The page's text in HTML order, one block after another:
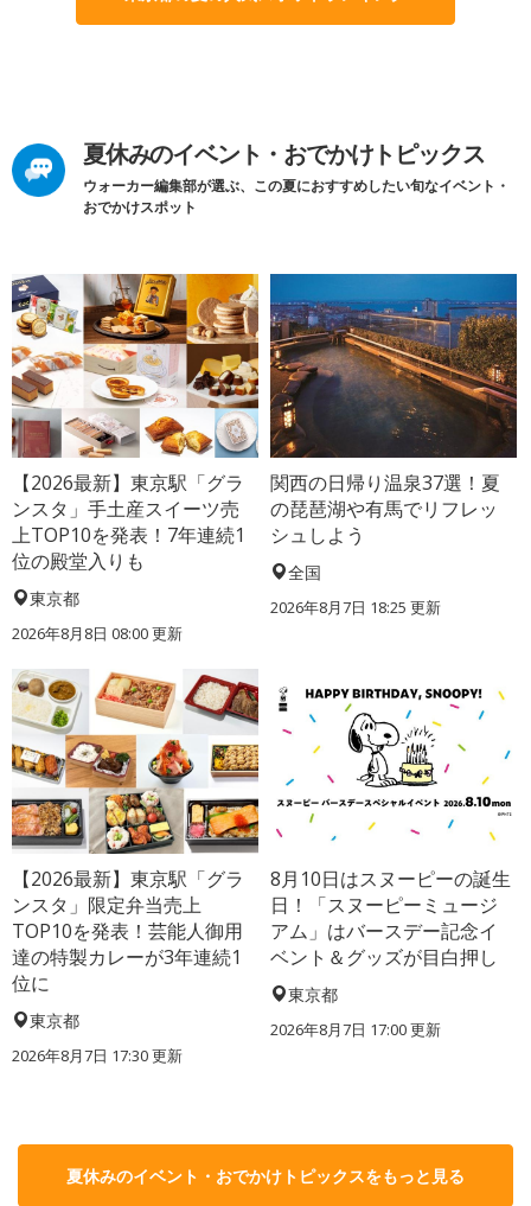
夏休みのイベント・おでかけトピックス
ウォーカー編集部が選ぶ、この夏におすすめしたい旬なイベント・
おでかけスポット
【2026最新】東京駅「グラ
ンスタ」手土産スイーツ売
上TOP10を発表！7年連続1
位の殿堂入りも
東京都
2026年8月8日 08:00更新
関西の日帰り温泉37選！夏
の琵琶湖や有馬でリフレッ
シュしよう
全国
2026年8月7日 18:25 更新
【2026最新】東京駅「グラ
ンスタ」限定弁当売上
TOP10を発表！芸能人御用
達の特製カレーが3年連続1
位に
東京都
2026年8月7日 17:30更新
8月10日はスヌーピーの誕生
日！「スヌーピーミュージ
アム」はバースデー記念イ
ベント＆グッズが目白押し
東京都
2026年8月7日 17:00更新
夏休みのイベント・おでかけトピックスをもっと見る